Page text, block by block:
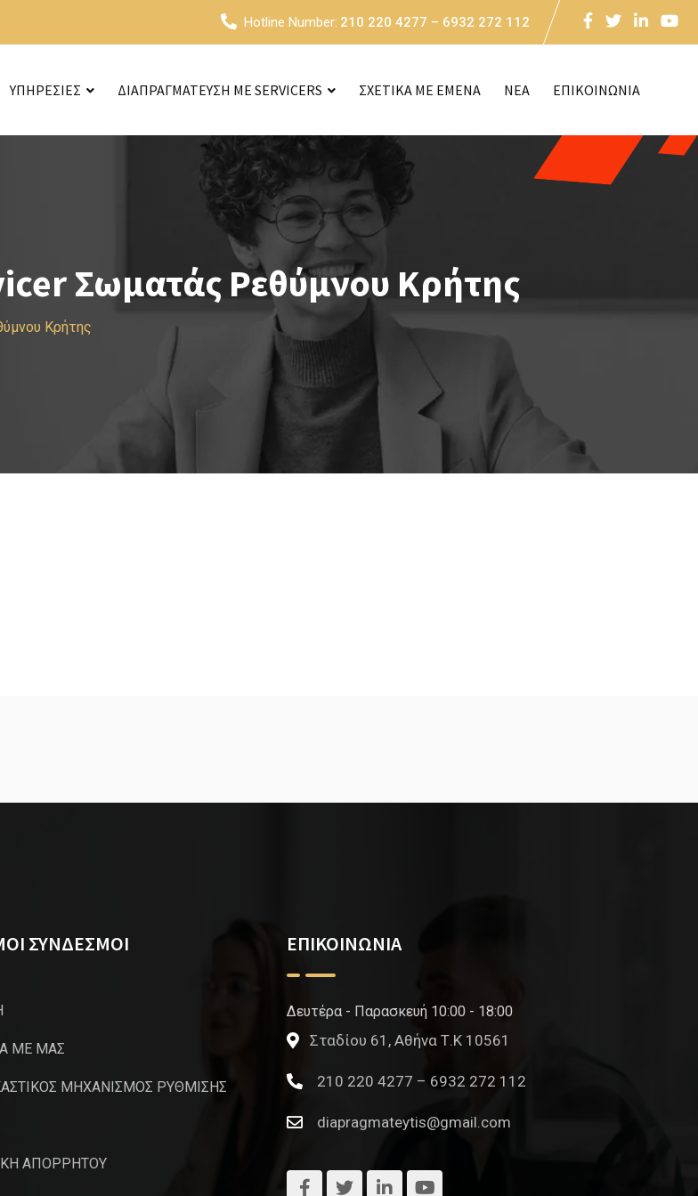
Hotline Number: 210 220 4277 – 6932 272 112
ΥΠΗΡΕΣΙΕΣ ΔΙΑΠΡΑΓΜΑΤΕΥΣΗ ΜΕ SERVICERS ΣΧΕΤΙΚΑ ΜΕ ΕΜΕΝΑ NEA ΕΠΙΚΟΙΝΩΝΙΑ
Σωματάς Ρεθύμνου Κρήτης
Κρήτης
ΣΥΝΔΕΣΜΟΙ
ΜΕ ΜΑΣ
ΜΗΧΑΝΙΣΜΟΣ ΡΥΘΜΙΣΗΣ
ΑΠΟΡΡΗΤΟΥ
ΕΠΙΚΟΙΝΩΝΙΑ
Δευτέρα - Παρασκευή 10:00 - 18:00
Σταδίου 61, Αθήνα Τ.Κ 10561
210 220 4277 – 6932 272 112
diapragmateytis@gmail.com